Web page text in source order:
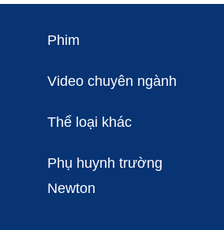
Phim
Video chuyên ngành
Thể loại khác
Phụ huynh trường
Newton